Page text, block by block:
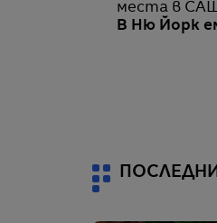
места в
В Ню Йорк